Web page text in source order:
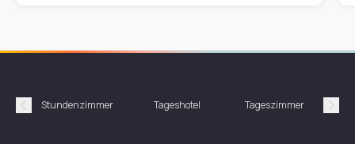
Précédent
Stundenzimmer Tageshotel Tageszimmer